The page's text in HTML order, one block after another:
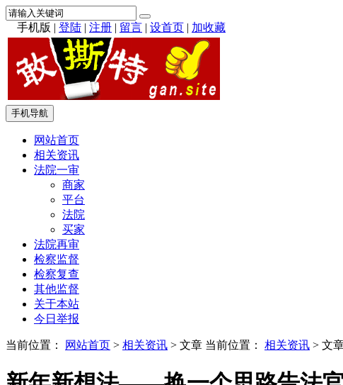
手机版 | 登陆 | 注册 | 留言 | 设首页 | 加收藏
手机导航
网站首页
相关资讯
法院一审
商家
平台
法院
买家
法院再审
检察监督
检察复查
其他监督
关于本站
今日举报
当前位置： 网站首页 > 相关资讯 > 文章 当前位置： 相关资讯 > 文